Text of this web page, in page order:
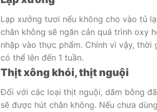
Lạp xưởng tươi nếu không cho vào tủ
chân không sẽ ngăn cản quá trình oxy
nhập vào thực phẩm. Chính vì vậy,
có thể lên đến 1 tuần.
Thịt xông khói, thịt nguội
Đối với các loại thịt nguội, dăm bông
sẽ được hút chân không. Nếu chưa